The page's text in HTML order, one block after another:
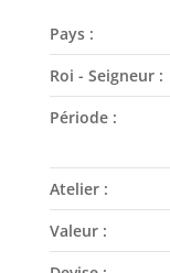
Pays :
Roi - Seigneur :
Période :
Atelier :
Valeur :